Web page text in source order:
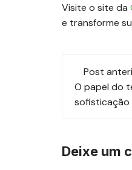
Visite o site da
e transforme
de
Post
O papel do
sofisticação
Deixe um